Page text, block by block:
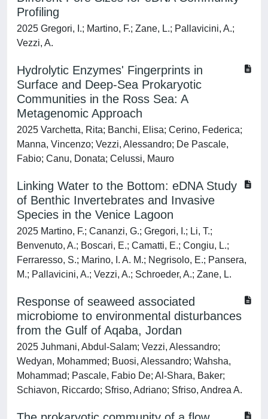
Profiling
2025 Gregori, I.; Martino, F.; Zane, L.; Pallavicini, A.;
Vezzi, A.
Hydrolytic Enzymes' Fingerprints in
Surface and Deep‐Sea Prokaryotic
Communities in the Ross Sea: A
Metagenomic Approach
2025 Varchetta, Rita; Banchi, Elisa; Cerino, Federica;
Manna, Vincenzo; Vezzi, Alessandro; De Pascale,
Fabio; Canu, Donata; Celussi, Mauro
Linking Water to the Bottom: eDNA Study
of Benthic Invertebrates and Invasive
Species in the Venice Lagoon
2025 Martino, F.; Cananzi, G.; Gregori, I.; Li, T.;
Benvenuto, A.; Boscari, E.; Camatti, E.; Congiu, L.;
Ferraresso, S.; Marino, I. A. M.; Negrisolo, E.; Pansera,
M.; Pallavicini, A.; Vezzi, A.; Schroeder, A.; Zane, L.
Response of seaweed associated
microbiome to environmental disturbances
from the Gulf of Aqaba, Jordan
2025 Juhmani, Abdul-Salam; Vezzi, Alessandro;
Wedyan, Mohammed; Buosi, Alessandro; Wahsha,
Mohammad; Pascale, Fabio De; Al-Shara, Baker;
Schiavon, Riccardo; Sfriso, Adriano; Sfriso, Andrea A.